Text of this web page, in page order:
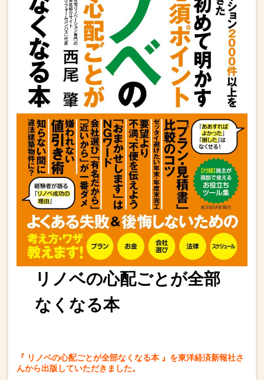
リノベの心配ごとが全部
なくなる本
『 リノベの心配ごとが全部なくなる本 』を東洋経済新報社さ
んから出版していただきました。